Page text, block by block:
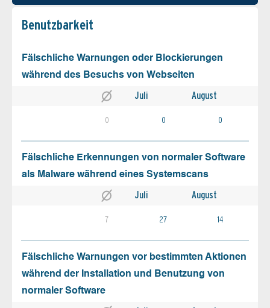
Benutz­barkeit
Fälschliche Warnungen oder Blockierungen
während des Besuchs von Webseiten
Juli August
0 0 0
Fälschliche Erkennungen von normaler Software
als Malware während eines Systemscans
Juli August
7 27 14
Fälschliche Warnungen vor bestimmten Aktionen
während der Installation und Benutzung von
normaler Software